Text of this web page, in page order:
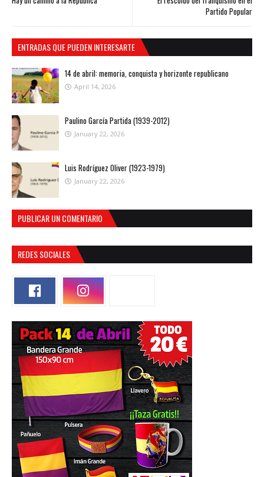
Partido Popular
ENTRADAS QUE PUEDEN INTERESARTE
14 de abril: memoria, conquista y horizonte republicano
April 14, 2026
Paulino García Partida (1939-2012)
January 22, 2026
Luis Rodríguez Oliver (1923-1979)
January 22, 2026
PUBLICAR UN COMENTARIO
REDES SOCIALES